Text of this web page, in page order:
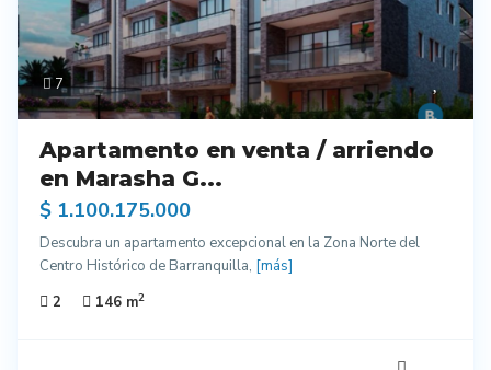
7
Apartamento en venta / arriendo
en Marasha G...
$ 1.100.175.000
Descubra un apartamento excepcional en la Zona Norte del
Centro Histórico de Barranquilla, [más]
2
146 m2